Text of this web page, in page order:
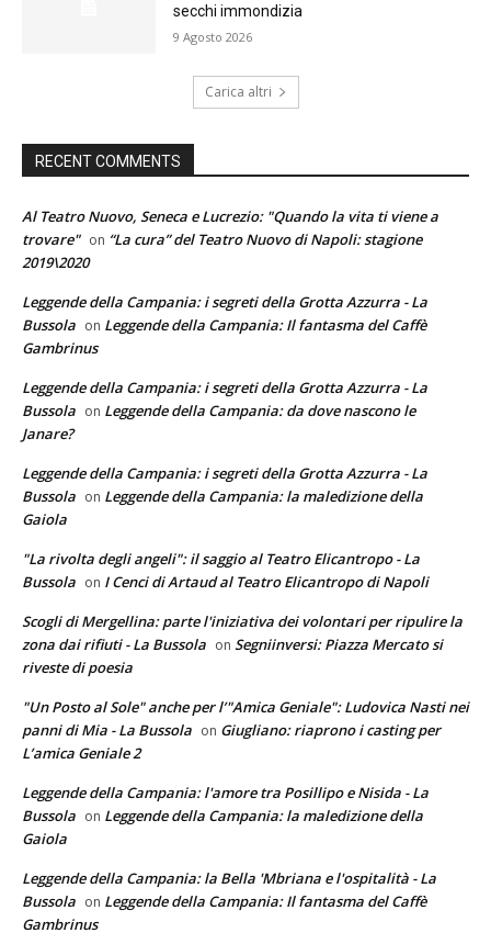
secchi immondizia
9 Agosto 2026
Carica altri
RECENT COMMENTS
Al Teatro Nuovo, Seneca e Lucrezio: "Quando la vita ti viene a
trovare" on “La cura” del Teatro Nuovo di Napoli: stagione
2019\2020
Leggende della Campania: i segreti della Grotta Azzurra - La
Bussola on Leggende della Campania: Il fantasma del Caffè
Gambrinus
Leggende della Campania: i segreti della Grotta Azzurra - La
Bussola on Leggende della Campania: da dove nascono le
Janare?
Leggende della Campania: i segreti della Grotta Azzurra - La
Bussola on Leggende della Campania: la maledizione della
Gaiola
"La rivolta degli angeli": il saggio al Teatro Elicantropo - La
Bussola on I Cenci di Artaud al Teatro Elicantropo di Napoli
Scogli di Mergellina: parte l'iniziativa dei volontari per ripulire la
zona dai rifiuti - La Bussola on Segniinversi: Piazza Mercato si
riveste di poesia
"Un Posto al Sole" anche per l’"Amica Geniale": Ludovica Nasti nei
panni di Mia - La Bussola on Giugliano: riaprono i casting per
L’amica Geniale 2
Leggende della Campania: l'amore tra Posillipo e Nisida - La
Bussola on Leggende della Campania: la maledizione della
Gaiola
Leggende della Campania: la Bella 'Mbriana e l'ospitalità - La
Bussola on Leggende della Campania: Il fantasma del Caffè
Gambrinus